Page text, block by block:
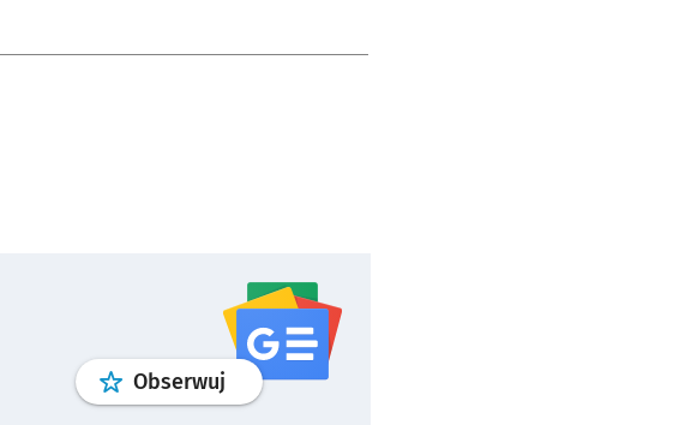
Obserwuj profilgoogle news